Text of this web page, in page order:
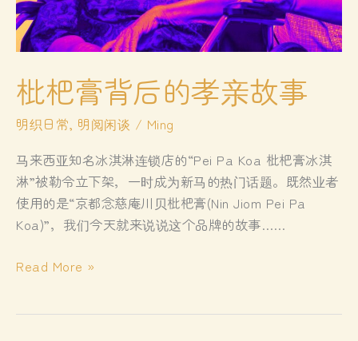
枇杷膏背后的孝亲故事
明织日常, 明阅闲谈 / Ming
马来西亚知名冰淇淋连锁店的“Pei Pa Koa 枇杷膏冰淇
淋”被勒令立下架，一时成为新马的热门话题。既然业者
使用的是“京都念慈庵川贝枇杷膏(Nin Jiom Pei Pa
Koa)”，我们今天就来说说这个品牌的故事……
枇
Read More »